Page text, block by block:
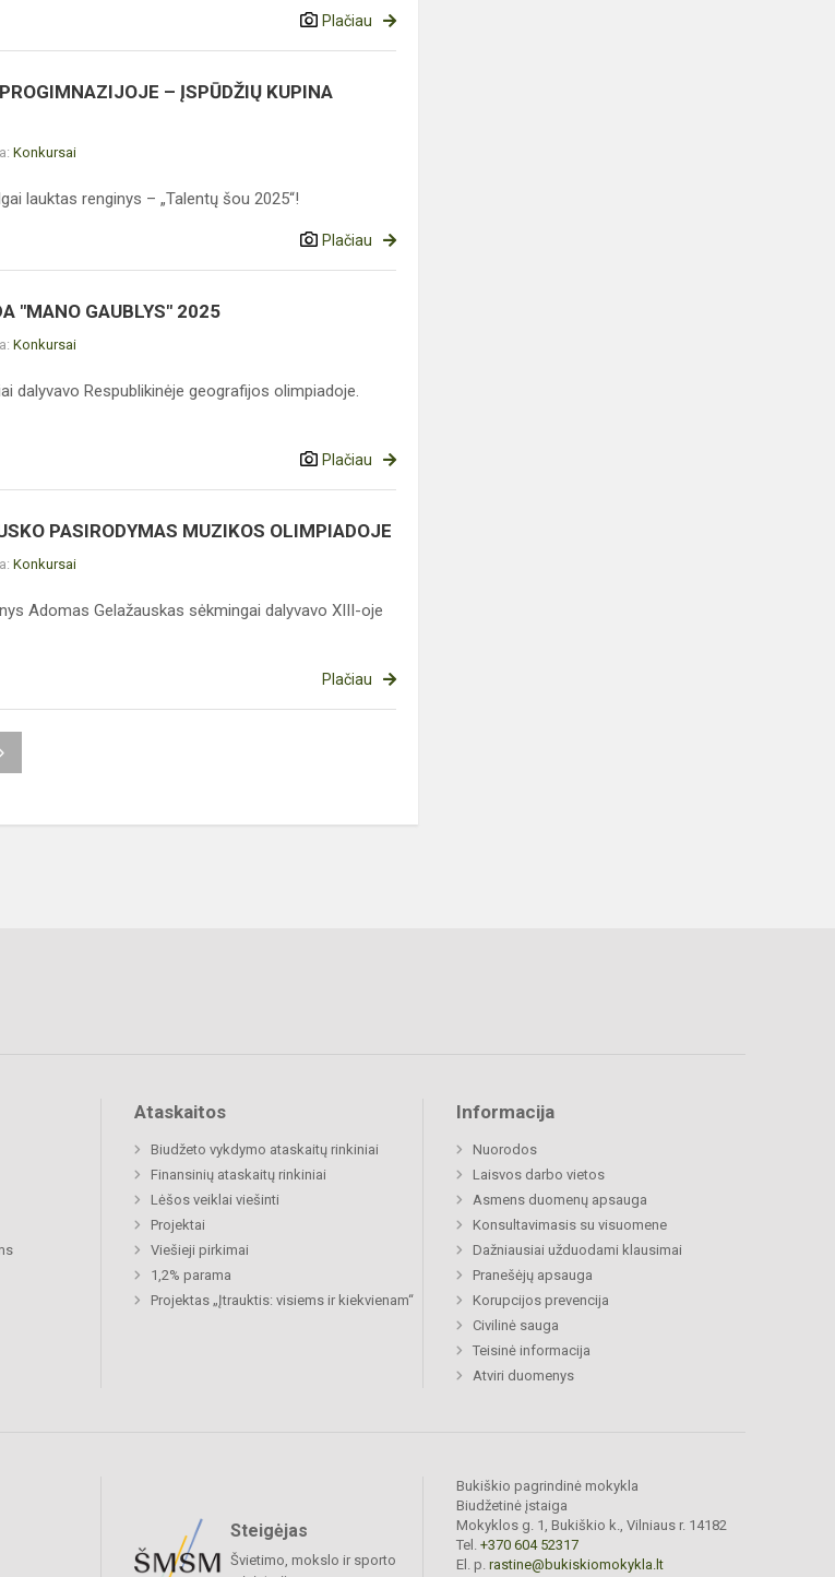
Plačiau
– ĮSPŪDŽIŲ KUPINA
Konkursai
lauktas renginys – „Talentų šou 2025“!
Plačiau
"MANO GAUBLYS" 2025
Konkursai
dalyvavo Respublikinėje geografijos olimpiadoje.
Plačiau
PASIRODYMAS MUZIKOS OLIMPIADOJE
Konkursai
Adomas Gelažauskas sėkmingai dalyvavo XIII-oje
Plačiau
Ataskaitos
Biudžeto vykdymo ataskaitų rinkiniai
Finansinių ataskaitų rinkiniai
Lėšos veiklai viešinti
Projektai
Viešieji pirkimai
1,2% parama
Projektas „Įtrauktis: visiems ir kiekvienam“
Informacija
Nuorodos
Laisvos darbo vietos
Asmens duomenų apsauga
Konsultavimasis su visuomene
Dažniausiai užduodami klausimai
Pranešėjų apsauga
Korupcijos prevencija
Civilinė sauga
Teisinė informacija
Atviri duomenys
Steigėjas
Švietimo, mokslo ir sporto
Bukiškio pagrindinė mokykla
Biudžetinė įstaiga
Mokyklos g. 1, Bukiškio k., Vilniaus r. 14182
Tel. +370 604 52317
El. p. rastine@bukiskiomokykla.lt